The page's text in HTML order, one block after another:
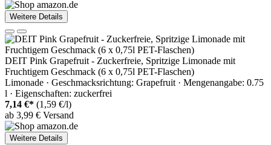
Weitere Details
DEIT Pink Grapefruit - Zuckerfreie, Spritzige Limonade mit
Fruchtigem Geschmack (6 x 0,75l PET-Flaschen)
Limonade · Geschmacksrichtung: Grapefruit · Mengenangabe: 0.75
l · Eigenschaften: zuckerfrei
7,14 €* (1,59 €/l)
ab 3,99 € Versand
Weitere Details